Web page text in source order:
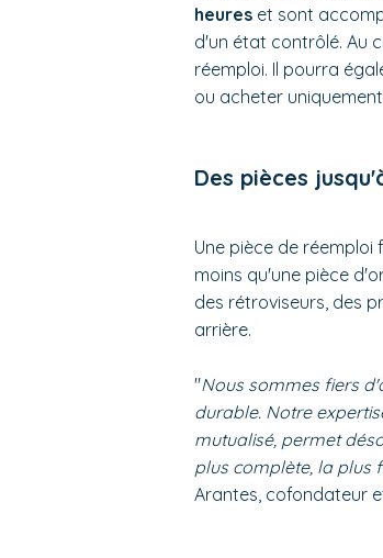
heures et sont
d'un état contrôlé. Au
réemploi. Il pourra
ou acheter
Des pièces
Une pièce de
moins qu'une pièce
des rétroviseurs, des
arrière.
"Nous sommes fiers
durable. Notre
mutualisé, permet
plus complète, la plus
Arantes, cofondateur